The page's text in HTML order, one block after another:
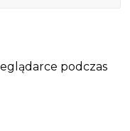
podczas